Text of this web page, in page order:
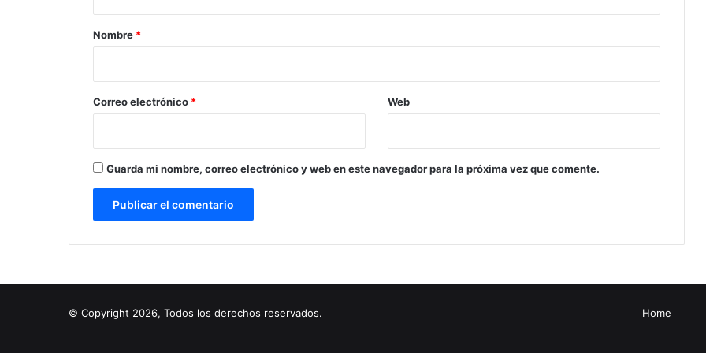
r
*
Nombre *
Correo electrónico * Web
Guarda mi nombre, correo electrónico y web en este navegador para la próxima vez que comente.
© Copyright 2026, Todos los derechos reservados.
Home